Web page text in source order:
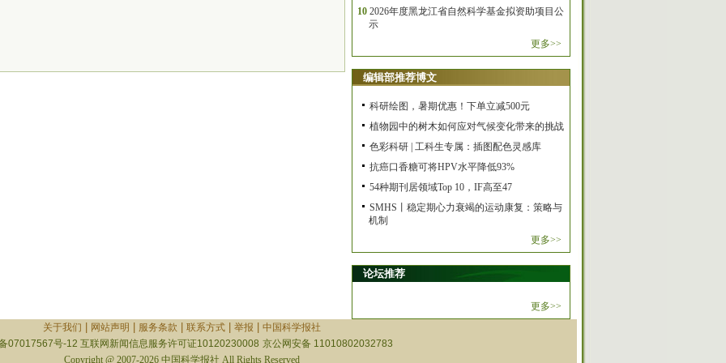
10 2026年度黑龙江省自然科学基金拟资助项目公
示
更多>>
编辑部推荐博文
科研绘图，暑期优惠！下单立减500元
植物园中的树木如何应对气候变化带来的挑战
色彩科研 | 工科生专属：插图配色灵感库
抗癌口香糖可将HPV水平降低93%
54种期刊居领域Top 10，IF高至47
SMHS丨稳定期心力衰竭的运动康复：策略与
机制
更多>>
论坛推荐
更多>>
关于我们
网站声明 服务条款 联系方式| 举报
中国科学报社
07017567号-12 互联网新闻信息服务许可证10120230008 京公网安备 11010802032783
Copyright @ 2007-2026 中国科学报社 All Rights Reserved